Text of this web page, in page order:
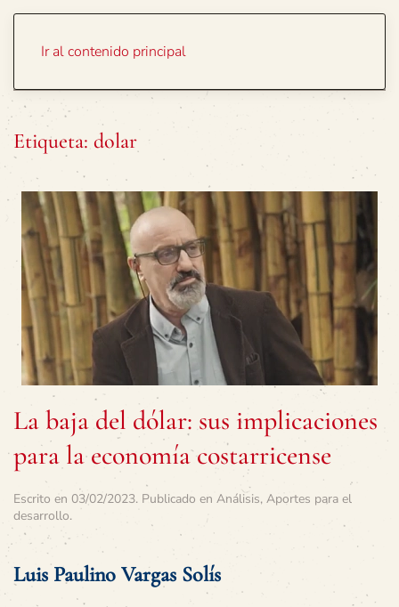
Ir al contenido principal
Etiqueta: dolar
La baja del dólar: sus implicaciones
para la economía costarricense
Escrito en 03/02/2023. Publicado en Análisis, Aportes para el
desarrollo.
Luis Paulino Vargas Solís